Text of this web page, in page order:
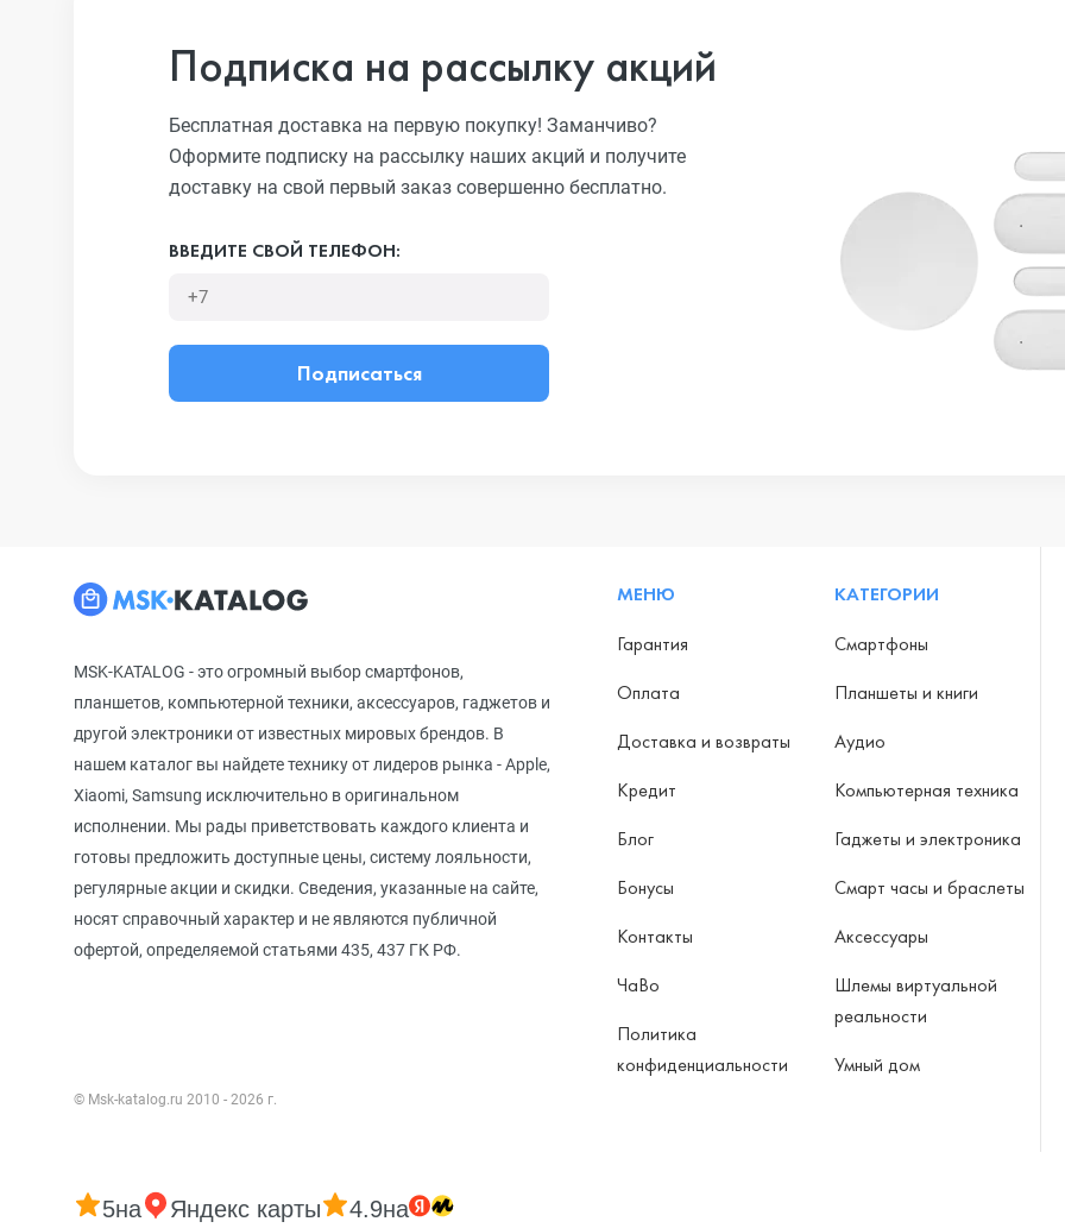
Подписка на рассылку акций
Бесплатная доставка на первую покупку! Заманчиво?
Оформите подписку на рассылку наших акций и получите
доставку на свой первый заказ совершенно бесплатно.
ВВЕДИТЕ СВОЙ ТЕЛЕФОН:
Подписаться
MSK-KATALOG - это огромный выбор смартфонов,
планшетов, компьютерной техники, аксессуаров, гаджетов и
другой электроники от известных мировых брендов. В
нашем каталог вы найдете технику от лидеров рынка - Apple,
Xiaomi, Samsung исключительно в оригинальном
исполнении. Мы рады приветствовать каждого клиента и
готовы предложить доступные цены, систему лояльности,
регулярные акции и скидки. Сведения, указанные на сайте,
носят справочный характер и не являются публичной
офертой, определяемой статьями 435, 437 ГК РФ.
© Msk-katalog.ru 2010 - 2026 г.
МЕНЮ
Гарантия
Оплата
Доставка и возвраты
Кредит
Блог
Бонусы
Контакты
ЧаВо
Политика
конфиденциальности
КАТЕГОРИИ
Смартфоны
Планшеты и книги
Аудио
Компьютерная техника
Гаджеты и электроника
Смарт часы и браслеты
Аксессуары
Шлемы виртуальной
реальности
Умный дом
5на Яндекс карты 4.9на